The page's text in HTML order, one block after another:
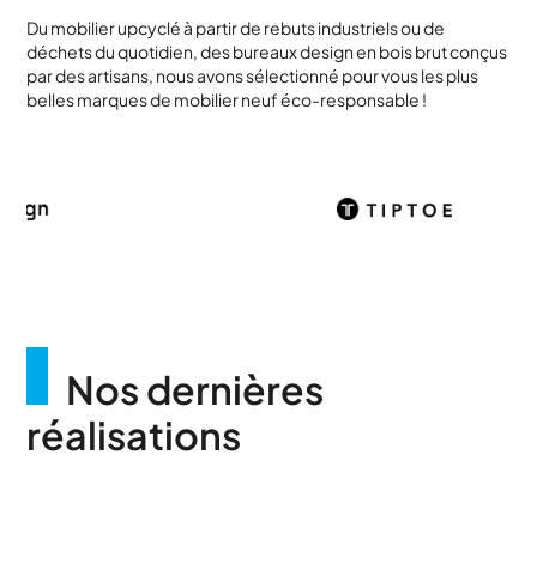
Du mobilier upcyclé à partir de rebuts industriels ou de
déchets du quotidien, des bureaux design en bois brut conçus
par des artisans, nous avons sélectionné pour vous les plus
belles marques de mobilier neuf éco-responsable !
Nos dernières
réalisations